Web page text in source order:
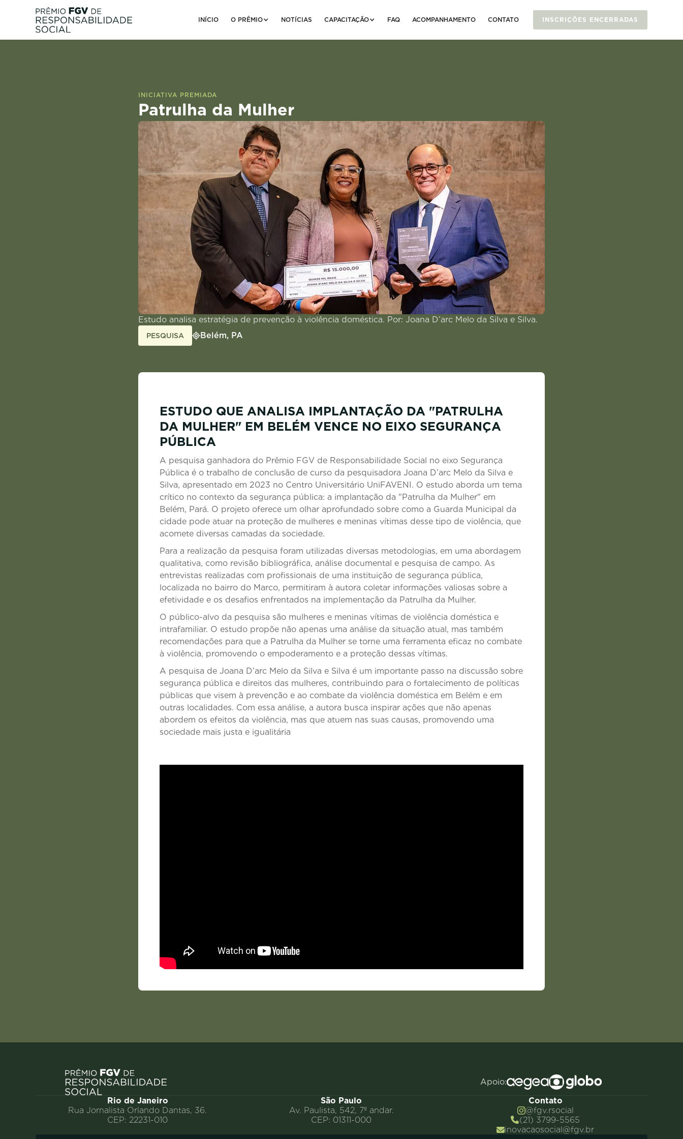
INÍCIO O PRÊMIO NOTÍCIAS CAPACITAÇÃO FAQ ACOMPANHAMENTO CONTATO INSCRIÇÕES ENCERRADAS
INICIATIVA PREMIADA
Patrulha da Mulher
Estudo analisa estratégia de prevenção à violência doméstica. Por: Joana D’arc Melo da Silva e Silva.
PESQUISA Belém, PA
ESTUDO QUE ANALISA IMPLANTAÇÃO DA "PATRULHA
DA MULHER" EM BELÉM VENCE NO EIXO SEGURANÇA
PÚBLICA
A pesquisa ganhadora do Prêmio FGV de Responsabilidade Social no eixo Segurança
Pública é o trabalho de conclusão de curso da pesquisadora Joana D’arc Melo da Silva e
Silva, apresentado em 2023 no Centro Universitário UniFAVENI. O estudo aborda um tema
crítico no contexto da segurança pública: a implantação da "Patrulha da Mulher" em
Belém, Pará. O projeto oferece um olhar aprofundado sobre como a Guarda Municipal da
cidade pode atuar na proteção de mulheres e meninas vítimas desse tipo de violência, que
acomete diversas camadas da sociedade.
Para a realização da pesquisa foram utilizadas diversas metodologias, em uma abordagem
qualitativa, como revisão bibliográfica, análise documental e pesquisa de campo. As
entrevistas realizadas com profissionais de uma instituição de segurança pública,
localizada no bairro do Marco, permitiram à autora coletar informações valiosas sobre a
efetividade e os desafios enfrentados na implementação da Patrulha da Mulher.
O público-alvo da pesquisa são mulheres e meninas vítimas de violência doméstica e
intrafamiliar. O estudo propõe não apenas uma análise da situação atual, mas também
recomendações para que a Patrulha da Mulher se torne uma ferramenta eficaz no combate
à violência, promovendo o empoderamento e a proteção dessas vítimas.
A pesquisa de Joana D’arc Melo da Silva e Silva é um importante passo na discussão sobre
segurança pública e direitos das mulheres, contribuindo para o fortalecimento de políticas
públicas que visem à prevenção e ao combate da violência doméstica em Belém e em
outras localidades. Com essa análise, a autora busca inspirar ações que não apenas
abordem os efeitos da violência, mas que atuem nas suas causas, promovendo uma
sociedade mais justa e igualitária
Apoio:
Rio de Janeiro
Rua Jornalista Orlando Dantas, 36.
CEP: 22231-010
São Paulo
Av. Paulista, 542, 7º andar.
CEP: 01311-000
Contato
@fgv.rsocial
(21) 3799-5565
inovacaosocial@fgv.br